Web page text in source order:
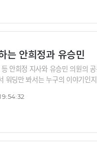
는 안희정과 유승민
안희정 지사와 유승민 의원의
워딩만 봐서는 누구의 이야기인